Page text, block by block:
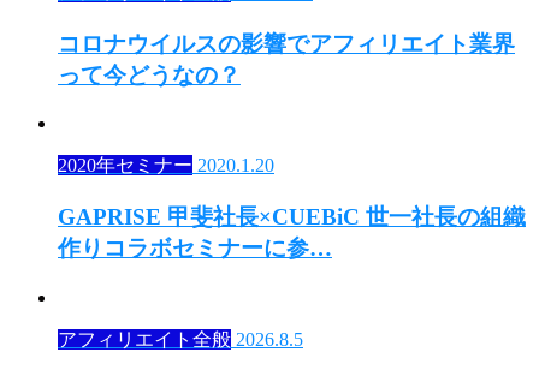
コロナウイルスの影響でアフィリエイト業界
って今どうなの？
2020年セミナー 2020.1.20
GAPRISE 甲斐社長×CUEBiC 世一社長の組織
作りコラボセミナーに参…
アフィリエイト全般 2026.8.5